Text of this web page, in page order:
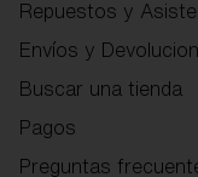
Repuestos y
Envíos y
Buscar una tienda
Pagos
Preguntas